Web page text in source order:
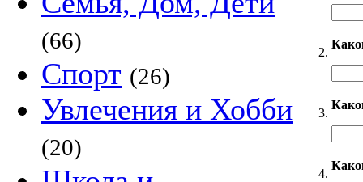
(66)
Спорт (26)
Увлечения и Хобби
(20)
2.
3.
4.